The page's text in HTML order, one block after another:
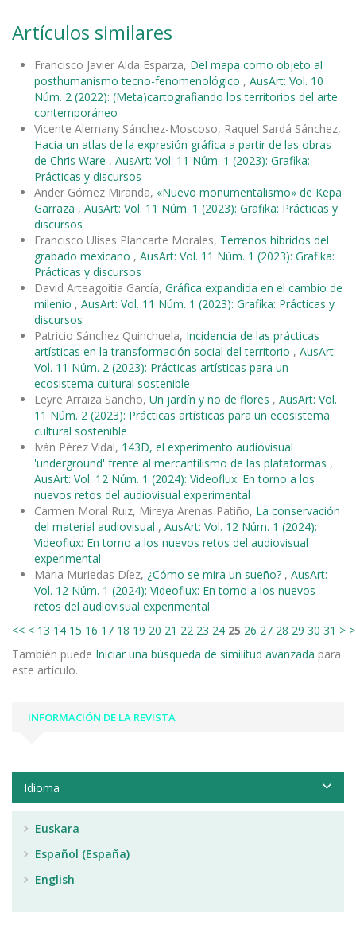
Artículos similares
Francisco Javier Alda Esparza, Del mapa como objeto al
posthumanismo tecno-fenomenológico , AusArt: Vol. 10
Núm. 2 (2022): (Meta)cartografiando los territorios del arte
contemporáneo
Vicente Alemany Sánchez-Moscoso, Raquel Sardá Sánchez,
Hacia un atlas de la expresión gráfica a partir de las obras
de Chris Ware , AusArt: Vol. 11 Núm. 1 (2023): Grafika:
Prácticas y discursos
Ander Gómez Miranda, «Nuevo monumentalismo» de Kepa
Garraza , AusArt: Vol. 11 Núm. 1 (2023): Grafika: Prácticas y
discursos
Francisco Ulises Plancarte Morales, Terrenos híbridos del
grabado mexicano , AusArt: Vol. 11 Núm. 1 (2023): Grafika:
Prácticas y discursos
David Arteagoitia García, Gráfica expandida en el cambio de
milenio , AusArt: Vol. 11 Núm. 1 (2023): Grafika: Prácticas y
discursos
Patricio Sánchez Quinchuela, Incidencia de las prácticas
artísticas en la transformación social del territorio , AusArt:
Vol. 11 Núm. 2 (2023): Prácticas artísticas para un
ecosistema cultural sostenible
Leyre Arraiza Sancho, Un jardín y no de flores , AusArt: Vol.
11 Núm. 2 (2023): Prácticas artísticas para un ecosistema
cultural sostenible
Iván Pérez Vidal, 143D, el experimento audiovisual
'underground' frente al mercantilismo de las plataformas ,
AusArt: Vol. 12 Núm. 1 (2024): Videoflux: En torno a los
nuevos retos del audiovisual experimental
Carmen Moral Ruiz, Mireya Arenas Patiño, La conservación
del material audiovisual , AusArt: Vol. 12 Núm. 1 (2024):
Videoflux: En torno a los nuevos retos del audiovisual
experimental
Maria Muriedas Díez, ¿Cómo se mira un sueño? , AusArt:
Vol. 12 Núm. 1 (2024): Videoflux: En torno a los nuevos
retos del audiovisual experimental
<< < 13 14 15 16 17 18 19 20 21 22 23 24 25 26 27 28 29 30 31 >
También puede Iniciar una búsqueda de similitud avanzada para
este artículo.
INFORMACIÓN DE LA REVISTA
Idioma
Euskara
Español (España)
English